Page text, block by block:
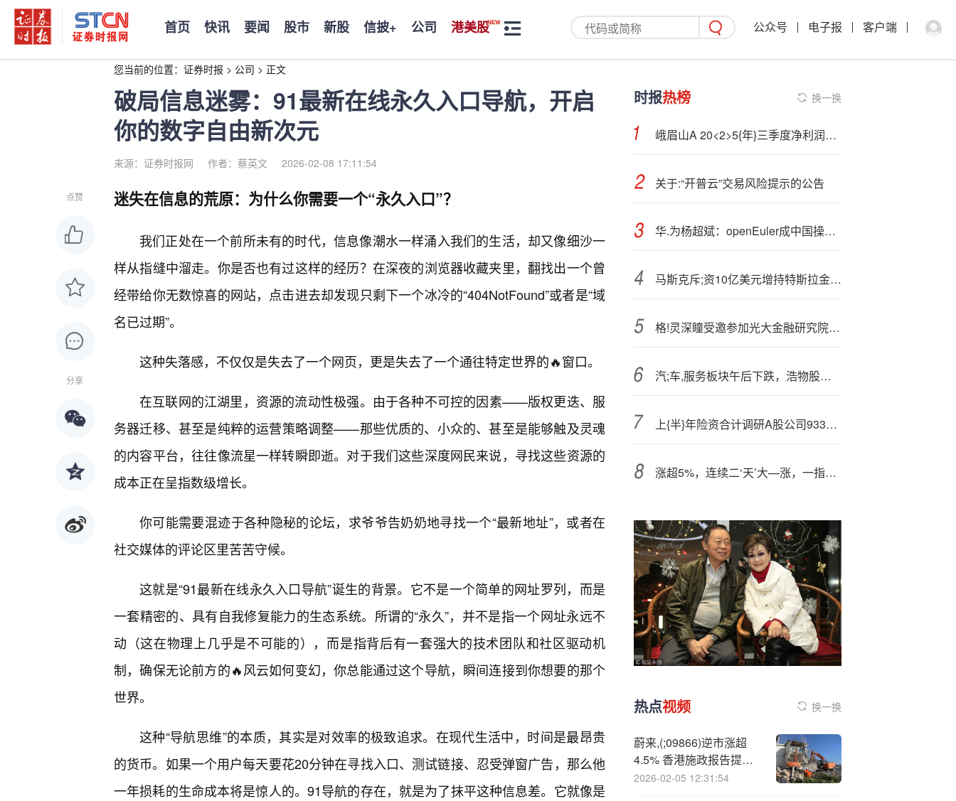
首页 快讯 要闻 股市 新股 信披+ 公司 港美股 公众号 电子报 客户端
您当前的位置： 证券时报 > 公司 > 正文
破局信息迷雾：91最新在线永久入口导航，开启
你的数字自由新次元
来源：证券时报网 作者：蔡英文 2026-02-08 17:11:54
点赞
分享
迷失在信息的荒原：为什么你需要一个“永久入口”？
我们正处在一个前所未有的时代，信息像潮水一样涌入我们的生活，却又像细沙一
样从指缝中溜走。你是否也有过这样的经历？在深夜的浏览器收藏夹里，翻找出一个曾
经带给你无数惊喜的网站，点击进去却发现只剩下一个冰冷的“404NotFound”或者是“域
名已过期”。
这种失落感，不仅仅是失去了一个网页，更是失去了一个通往特定世界的🔥窗口。
在互联网的江湖里，资源的流动性极强。由于各种不可控的因素——版权更迭、服
务器迁移、甚至是纯粹的运营策略调整——那些优质的、小众的、甚至是能够触及灵魂
的内容平台，往往像流星一样转瞬即逝。对于我们这些深度网民来说，寻找这些资源的
成本正在呈指数级增长。
你可能需要混迹于各种隐秘的论坛，求爷爷告奶奶地寻找一个“最新地址”，或者在
社交媒体的评论区里苦苦守候。
这就是“91最新在线永久入口导航”诞生的背景。它不是一个简单的网址罗列，而是
一套精密的、具有自我修复能力的生态系统。所谓的“永久”，并不是指一个网址永远不
动（这在物理上几乎是不可能的），而是指背后有一套强大的技术团队和社区驱动机
制，确保无论前方的🔥风云如何变幻，你总能通过这个导航，瞬间连接到你想要的那个
世界。
这种“导航思维”的本质，其实是对效率的极致追求。在现代生活中，时间是最昂贵
的货币。如果一个用户每天要花20分钟在寻找入口、测试链接、忍受弹窗广告，那么他
一年损耗的生命成本将是惊人的。91导航的存在，就是为了抹平这种信息差。它就像是
时报热榜 换一换
峨眉山A 20<2>5{年}三季度净利润1.13亿元
关于:“开普云”交易风险提示的公告
华.为杨超斌：openEuler成中国操作系统首选 其性能已优于业界Linux发行版
马斯克斥;资10亿美元增持特斯拉金价突破每盎司3700美元关口
格!灵深瞳受邀参加光大金融研究院“人形机器人产融协同研讨会”
汽;车,服务板块午后下跌，浩物股份触及跌停
上{半}年险资合计调研A股公司9335次 同比下降22%
涨超5%，连续二‘天’大—涨，一指标的报复性反弹显示对俄制裁对供应端扰动巨大
热点视频 换一换
蔚来,(;09866)逆市涨超
4.5% 香港施政报告提到
支持市场发展换电型电动
2026-02-05 12:31:54